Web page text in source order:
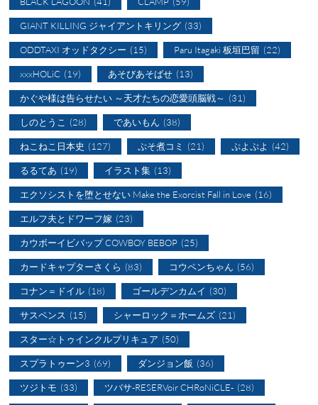
GIANT KILLING ジャイアントキリング (33)
ODDTAXI オッドタクシー (15) Paru Itagaki 板垣巴留 (22)
xxxHOLiC (19) あそびあそばせ (13)
かぐや様は告らせたい ～天才たちの恋愛頭脳戦～ (31)
しのとうこ (28) であいもん (38)
ねこねこ日本史 (127) ぷそ煮コミ (21) ぷよぷよ (42)
るるてあ (19) イラスト集 (13)
エクソシストを堕とせない Make the Exorcist Fall in Love (16)
エルフ夫とドワーフ嫁 (23)
カウボーイビバップ COWBOY BEBOP (25)
カードキャプターさくら (83) コウペンちゃん (56)
コナン＝ドイル (18) ゴールデンカムイ (30)
サスペンス (15) シャーロック＝ホームズ (21)
スター☆トゥインクルプリキュア (50)
スプラトゥーン3 (69) ダンジョン飯 (36)
ツジトモ (33) ツバサ-RESERVoir CHRoNiCLE- (28)